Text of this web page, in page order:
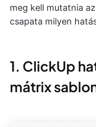
meg kell mutatnia
csapata milyen
1. ClickUp
mátrix